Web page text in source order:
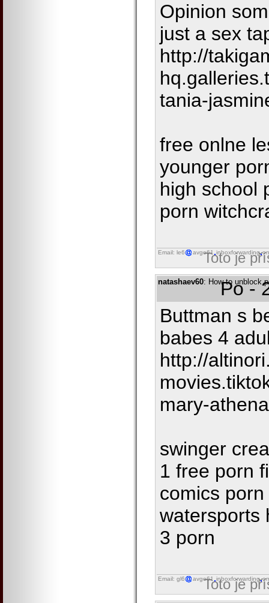
Opinion
just a sex
http://
tania-
free onlne
younger
high school
porn
Email: le6 avgo61 inboxforwarding
Toto je
natashaev60: How to unblock
Po -
Buttman s
babes 4
http://
mary-athena
swinger
1 free porn
comics
watersports
3 porn
Email: gl6 avgo61 inboxforwarding
Toto je